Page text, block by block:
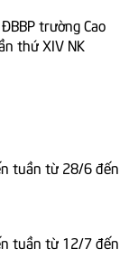
trường Cao
thứ XIV NK
tuần từ 28/6 đến
tuần từ 12/7 đến